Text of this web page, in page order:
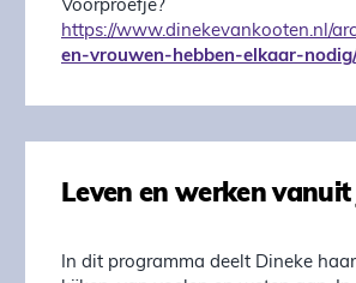
Voorproefje?
https://www.dinekevankooten.nl/
en-vrouwen-hebben-elkaar-
Leven en werken
In dit programma deelt Dineke